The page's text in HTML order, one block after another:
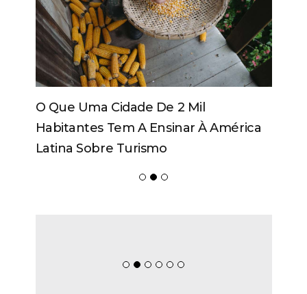
Programa Impulsiona Empresas Do
Vale Europeu Ao Mercado